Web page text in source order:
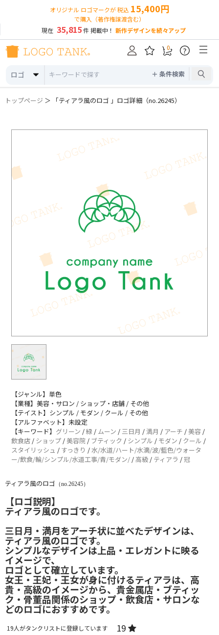
オリジナル ロゴマークが 税込 15,400円
で購入（著作権譲渡含む）
現在 35,815件 掲載中！ 新作デザインを続々アップ
ロゴ ＋ 条件検索
0 ?
トップページ ＞ 「ティアラ風のロゴ 」ロゴ詳細（no.26245）
【ジャンル】単色
【業種】美容・サロン / ショップ・店舗 / その他
【テイスト】シンプル / モダン / クール / その他
【アルファベット】未設定
【キーワード】 グリーン /緑 / ムーン / 三日月 /満月 / アーチ /美容 /
飲食店 / ショップ /美容院 / ブティック / シンプル / モダン / クール /
スタイリッシュ / すっきり /水/水道/ハート/水滴/波/藍色/ウォータ
ー/飲食/輪/シンプル/水道工事/青/モダン/ / 高級 / ティアラ /冠
ティアラ風のロゴ （no.26245）
【ロゴ説明】
ティアラ風のロゴです。
三日月・満月をアーチ状に並べたデザインは、
ティアラ風のロゴです。
シンプルなデザインは上品・エレガントに映る
イメージで、
ロゴとして確立しています。
女王・王妃・王女が身に付けるティアラは、高
貴・高級のイメージから、貴金属店・ブティッ
ク・骨董品関係のショップ・飲食店・サロンな
どのロゴにおすすめです。
19人がタンクリストに登録しています 19